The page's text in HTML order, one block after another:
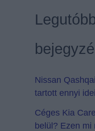
Nissan
tartott ennyi
Céges Kia
belül? Ezen mi